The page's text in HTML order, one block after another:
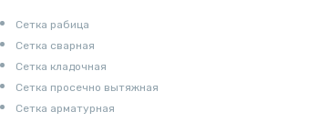
Сетка рабица
Сетка сварная
Сетка кладочная
Сетка просечно вытяжная
Сетка арматурная